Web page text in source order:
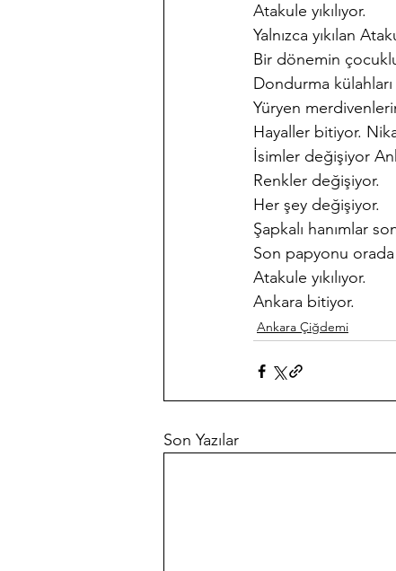
Atakule yıkılıyor.
Yalnızca yıkılan
Bir dönemin
Dondurma
Yüryen
Hayaller bitiyor.
İsimler değişiyor
Renkler değişiyor.
Her şey değişiyor.
Şapkalı hanımlar
Son papyonu orada
Atakule yıkılıyor.
Ankara bitiyor.
Ankara Çiğdemi
Son Yazılar